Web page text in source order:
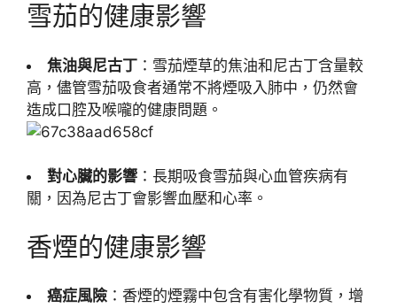
雪茄的健康影響
焦油與尼古丁 ：雪茄煙草的焦油和尼古丁含量較
高，儘管雪茄吸食者通常不將煙吸入肺中，仍然會
造成口腔及喉嚨的健康問題。
對心臟的影響 ：長期吸食雪茄與心血管疾病有
關，因為尼古丁會影響血壓和心率。
香煙的健康影響
癌症風險 ：香煙的煙霧中包含有害化學物質，增